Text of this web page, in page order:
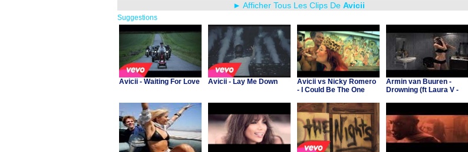
► Afficher Tous Les Clips De Avicii
Suggestions
Avicii - Waiting For Love Avicii - Lay Me Down
Avicii vs Nicky Romero
- I Could Be The One
Armin van Buuren -
Drowning (ft Laura V -